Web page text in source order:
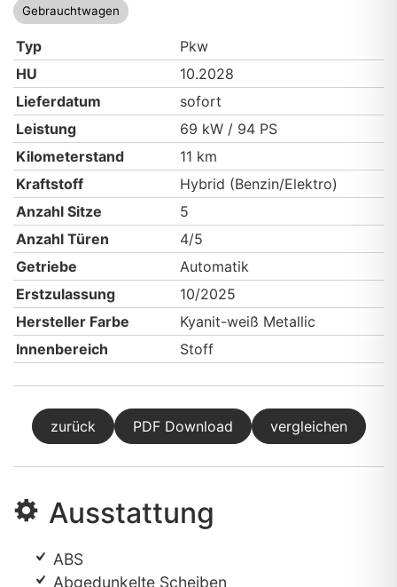
Gebrauchtwagen
Typ
Pkw
HU
10.2028
Lieferdatum
sofort
Leistung
69 kW / 94 PS
Kilometerstand
11 km
Kraftstoff
Hybrid (Benzin/Elektro)
Anzahl Sitze
5
Anzahl Türen
4/5
Getriebe
Automatik
Erstzulassung
10/2025
Hersteller Farbe
Kyanit-weiß Metallic
Innenbereich
Stoff
zurück PDF Download vergleichen
Ausstattung
ABS
Abgedunkelte Scheiben